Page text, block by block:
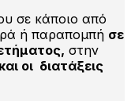
σε κάποιο από
ή παραπομπή σε
στην
οι διατάξεις